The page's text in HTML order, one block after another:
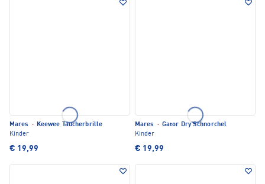
Mares · Keewee Taucherbrille
Kinder
€ 19,99
Mares · Gator Dry Schnorchel
Kinder
€ 19,99